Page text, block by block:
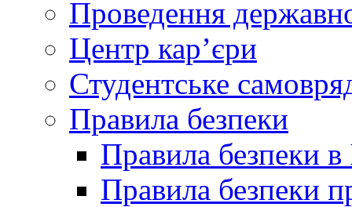
Проведення
Центр кар’єри
Студентське
Правила безпеки
Правила безпеки в
Правила безпеки